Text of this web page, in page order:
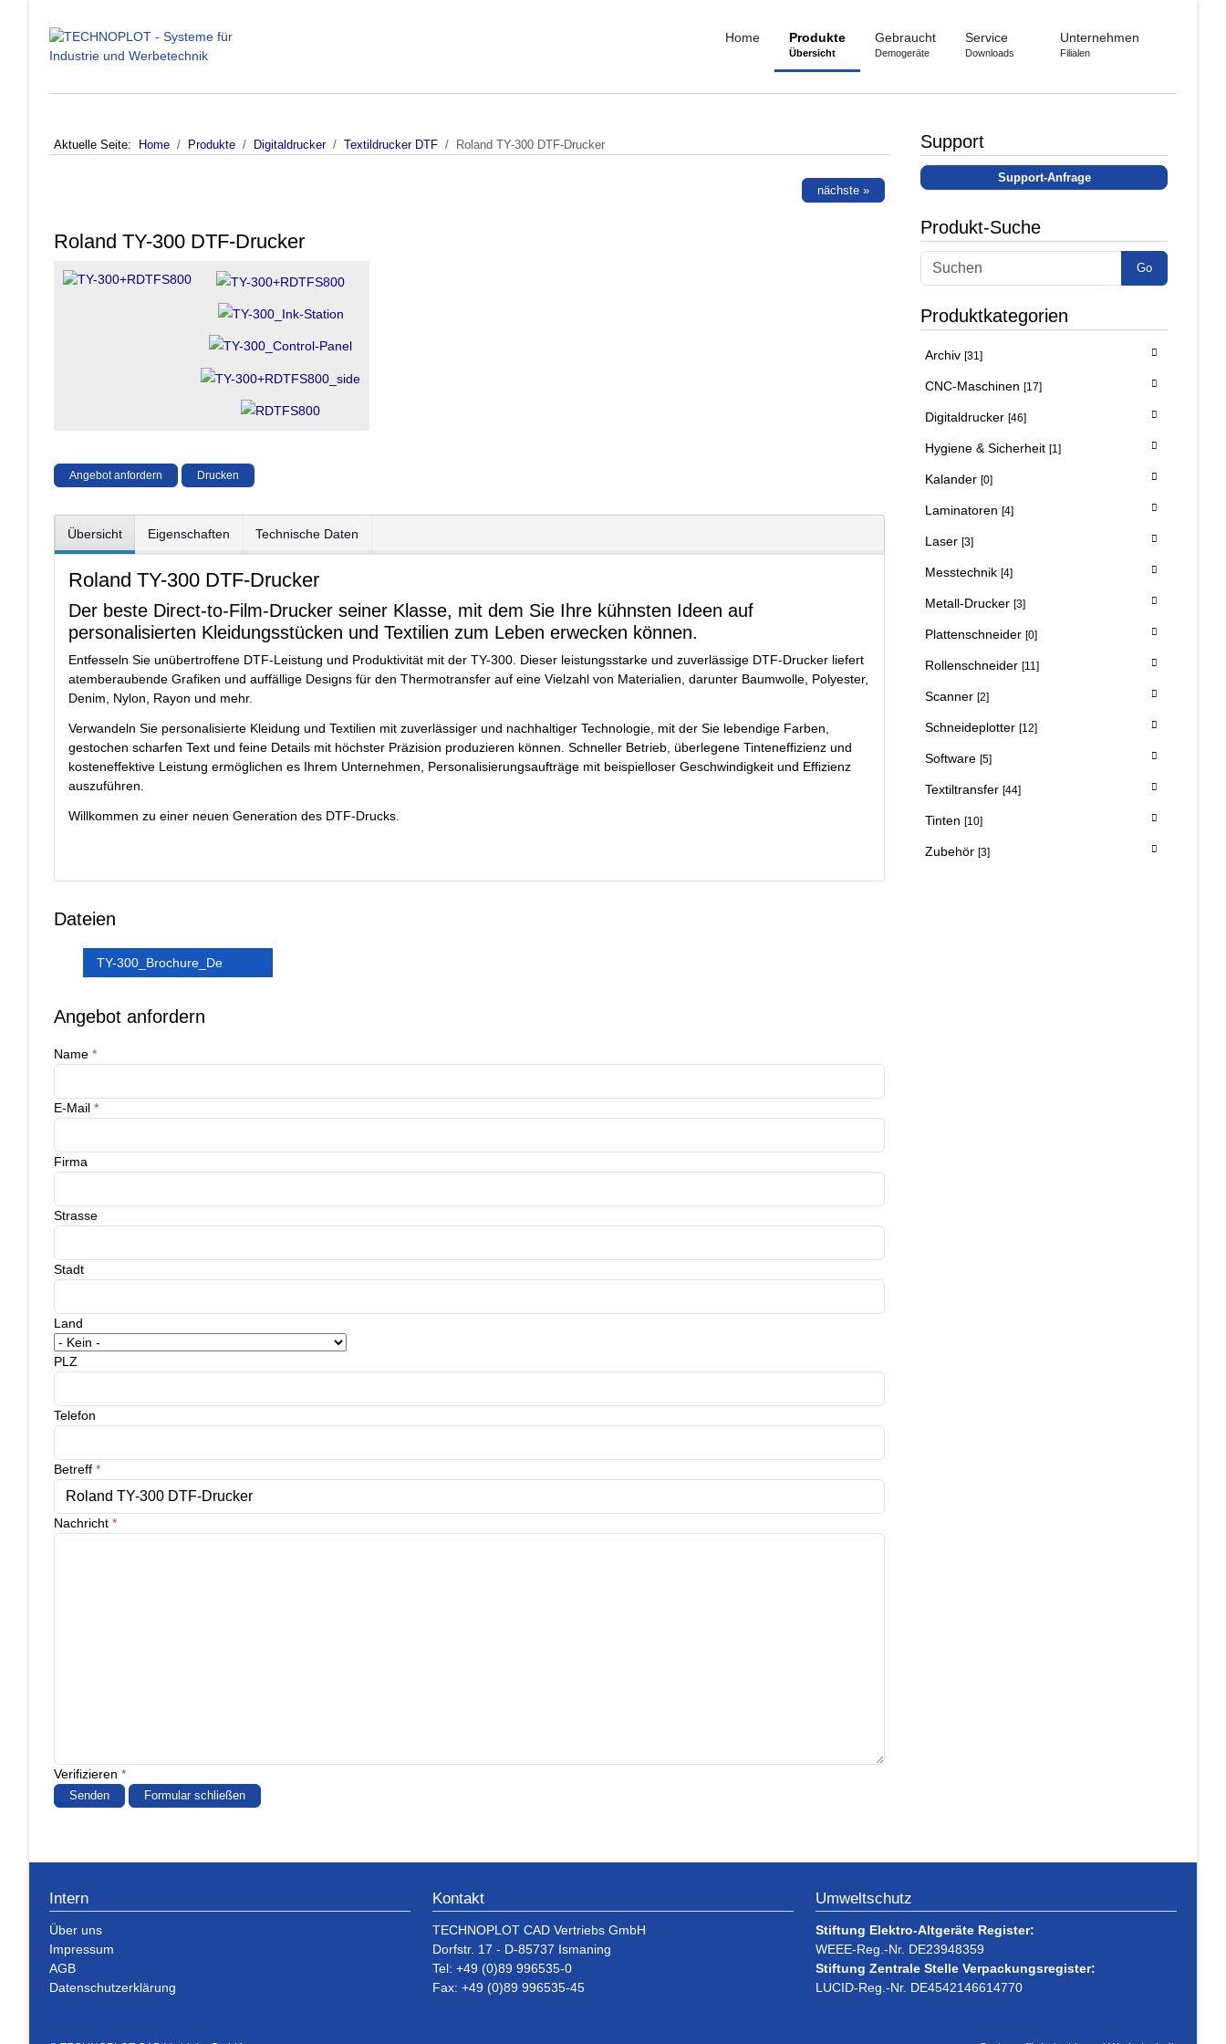
Home Produkte
Übersicht
Gebraucht
Demogeräte
Service
Downloads
Unternehmen
Filialen
Aktuelle Seite: Home Produkte Digitaldrucker Textildrucker DTF Roland TY-300 DTF-Drucker
nächste »
Roland TY-300 DTF-Drucker
Angebot anfordern Drucken
Übersicht Eigenschaften Technische Daten
Roland TY-300 DTF-Drucker
Der beste Direct-to-Film-Drucker seiner Klasse, mit dem Sie Ihre kühnsten Ideen auf
personalisierten Kleidungsstücken und Textilien zum Leben erwecken können.
Entfesseln Sie unübertroffene DTF-Leistung und Produktivität mit der TY-300. Dieser leistungsstarke und zuverlässige DTF-Drucker liefert
atemberaubende Grafiken und auffällige Designs für den Thermotransfer auf eine Vielzahl von Materialien, darunter Baumwolle, Polyester,
Denim, Nylon, Rayon und mehr.
Verwandeln Sie personalisierte Kleidung und Textilien mit zuverlässiger und nachhaltiger Technologie, mit der Sie lebendige Farben,
gestochen scharfen Text und feine Details mit höchster Präzision produzieren können. Schneller Betrieb, überlegene Tinteneffizienz und
kosteneffektive Leistung ermöglichen es Ihrem Unternehmen, Personalisierungsaufträge mit beispielloser Geschwindigkeit und Effizienz
auszuführen.
Willkommen zu einer neuen Generation des DTF-Drucks.
Dateien
TY-300_Brochure_De
Angebot anfordern
Name *
E-Mail *
Firma
Strasse
Stadt
Land
PLZ
Telefon
Betreff *
Nachricht *
Verifizieren *
Senden Formular schließen
Support
Support-Anfrage
Produkt-Suche
Go
Produktkategorien
Archiv [31]
CNC-Maschinen [17]
Digitaldrucker [46]
Hygiene & Sicherheit [1]
Kalander [0]
Laminatoren [4]
Laser [3]
Messtechnik [4]
Metall-Drucker [3]
Plattenschneider [0]
Rollenschneider [11]
Scanner [2]
Schneideplotter [12]
Software [5]
Textiltransfer [44]
Tinten [10]
Zubehör [3]
Intern
Über uns
Impressum
AGB
Datenschutzerklärung
Kontakt
TECHNOPLOT CAD Vertriebs GmbH
Dorfstr. 17 - D-85737 Ismaning
Tel: +49 (0)89 996535-0
Fax: +49 (0)89 996535-45
Umweltschutz
Stiftung Elektro-Altgeräte Register:
WEEE-Reg.-Nr. DE23948359
Stiftung Zentrale Stelle Verpackungsregister:
LUCID-Reg.-Nr. DE4542146614770